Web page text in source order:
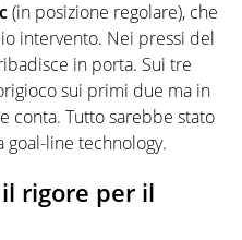
(in posizione regolare), che
intervento. Nei pressi del
in porta. Sui tre
sui primi due ma in
conta. Tutto sarebbe stato
goal-line technology.
rigore per il